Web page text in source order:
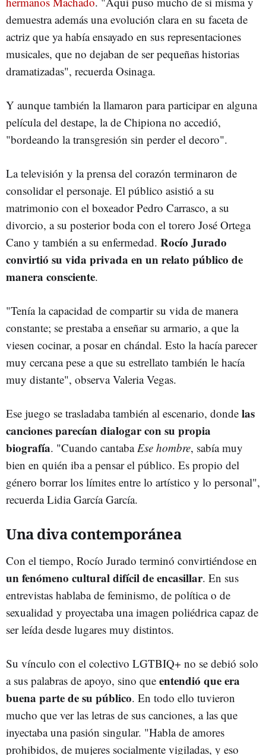
demuestra además una evolución clara en su faceta de
actriz que ya había ensayado en sus representaciones
musicales, que no dejaban de ser pequeñas historias
dramatizadas", recuerda Osinaga.
Y aunque también la llamaron para participar en alguna
película del destape, la de Chipiona no accedió,
"bordeando la transgresión sin perder el decoro".
La televisión y la prensa del corazón terminaron de
consolidar el personaje. El público asistió a su
matrimonio con el boxeador Pedro Carrasco, a su
divorcio, a su posterior boda con el torero José Ortega
Cano y también a su enfermedad. Rocío Jurado
convirtió su vida privada en un relato público de
manera consciente.
"Tenía la capacidad de compartir su vida de manera
constante; se prestaba a enseñar su armario, a que la
viesen cocinar, a posar en chándal. Esto la hacía parecer
muy cercana pese a que su estrellato también le hacía
muy distante", observa Valeria Vegas.
Ese juego se trasladaba también al escenario, donde las
canciones parecían dialogar con su propia
biografía. "Cuando cantaba Ese hombre, sabía muy
bien en quién iba a pensar el público. Es propio del
género borrar los límites entre lo artístico y lo personal",
recuerda Lidia García García.
Una diva contemporánea
Con el tiempo, Rocío Jurado terminó convirtiéndose en
un fenómeno cultural difícil de encasillar. En sus
entrevistas hablaba de feminismo, de política o de
sexualidad y proyectaba una imagen poliédrica capaz de
ser leída desde lugares muy distintos.
Su vínculo con el colectivo LGTBIQ+ no se debió solo
a sus palabras de apoyo, sino que entendió que era
buena parte de su público. En todo ello tuvieron
mucho que ver las letras de sus canciones, a las que
inyectaba una pasión singular. "Habla de amores
prohibidos, de mujeres socialmente vigiladas, y eso